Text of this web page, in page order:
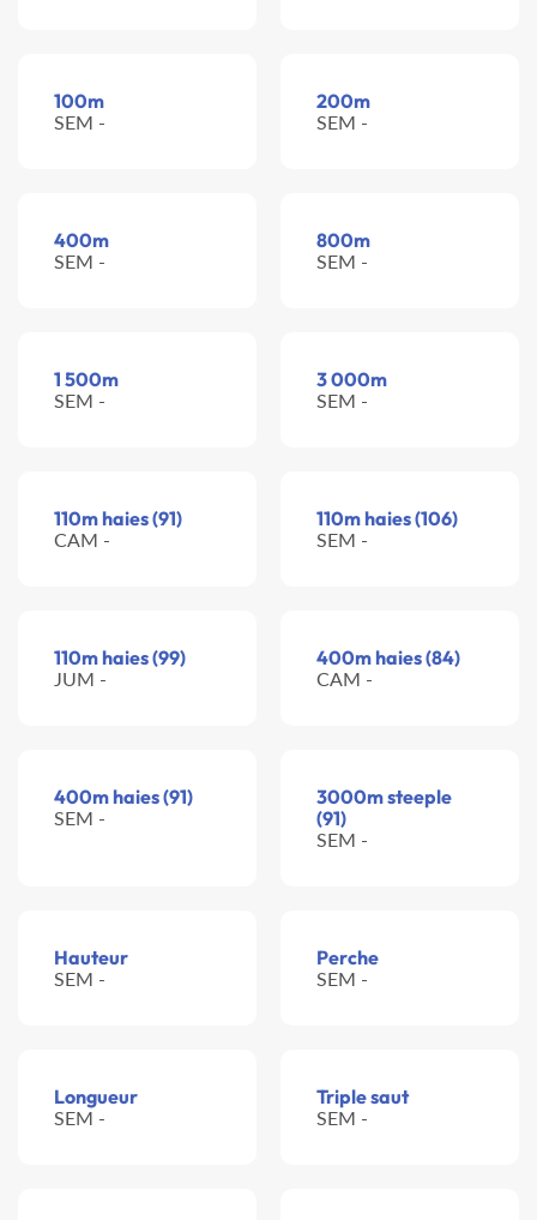
100m
SEM -
200m
SEM -
400m
SEM -
800m
SEM -
1 500m
SEM -
3 000m
SEM -
110m haies (91)
CAM -
110m haies (106)
SEM -
110m haies (99)
JUM -
400m haies (84)
CAM -
400m haies (91)
SEM -
3000m steeple
(91)
SEM -
Hauteur
SEM -
Perche
SEM -
Longueur
SEM -
Triple saut
SEM -